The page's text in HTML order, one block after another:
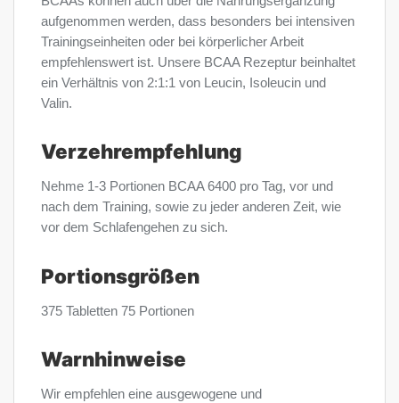
aufgenommen werden, dass besonders bei intensiven
Trainingseinheiten oder bei körperlicher Arbeit
empfehlenswert ist. Unsere BCAA Rezeptur beinhaltet
ein Verhältnis von 2:1:1 von Leucin, Isoleucin und
Valin.
Verzehrempfehlung
Nehme 1-3 Portionen BCAA 6400 pro Tag, vor und
nach dem Training, sowie zu jeder anderen Zeit, wie
vor dem Schlafengehen zu sich.
Portionsgrößen
375 Tabletten 75 Portionen
Warnhinweise
Wir empfehlen eine ausgewogene und